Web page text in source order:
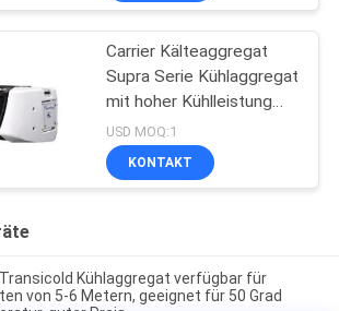
Carrier Kälteaggregat
Supra Serie Kühlaggregat
mit hoher Kühlleistung
12000 Watt und
robustem Design
USD MOQ:1
KONTAKT
Kühlaggregat verfügbar für
von 5-6 Metern, geeignet für 50 Grad